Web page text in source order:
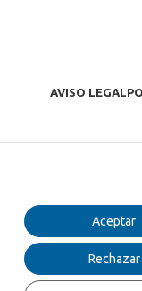
AVISO LEGAL
Aceptar
Rechazar